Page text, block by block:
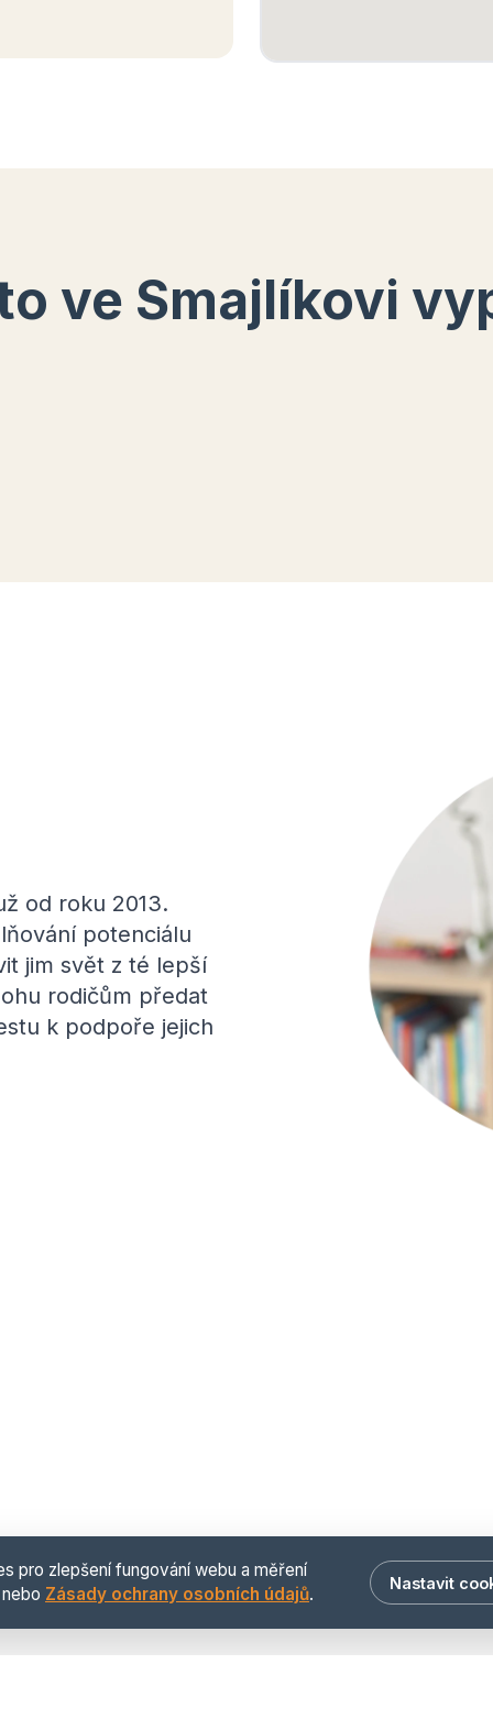
ve Smajlíkovi
od roku 2013.
potenciálu
jim svět z té lepší
rodičům předat
k podpoře jejich
pro zlepšení fungování webu a měření
Zásady ochrany osobních údajů.
Nastavit